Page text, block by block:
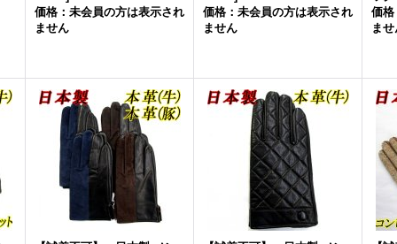
価格：未会員の方は表示され
ません
価格：未会員の方は表示され
ません
価格
ま